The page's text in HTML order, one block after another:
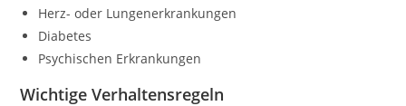
Herz- oder Lungenerkrankungen
Diabetes
Psychischen Erkrankungen
Wichtige Verhaltensregeln